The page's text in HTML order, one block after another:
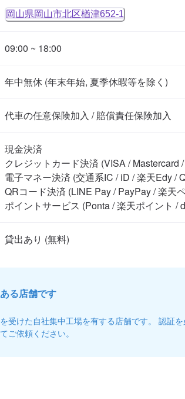
岡山県岡山市北区楢津652-1
09:00 ~ 18:00
年中無休 (年末年始, 夏季休暇等を除く)
代車の任意保険加入 / 賠償責任保険加入
現金決済
クレジットカード決済 (VISA / Mastercard
電子マネー決済 (交通系IC / iD / 楽天Edy /
QRコード決済 (LINE Pay / PayPay / 楽天
ポイントサービス (Ponta / 楽天ポイント /
る店舗です
受けた自社集中工場を有する店舗です。 認証
ご依頼ください。